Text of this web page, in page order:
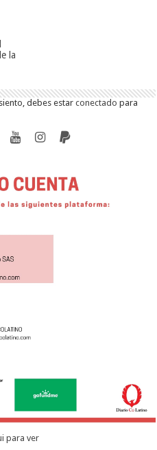
la
debes estarconectado para
para ver